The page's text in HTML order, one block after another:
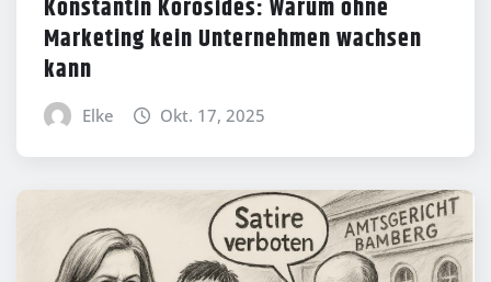
Konstantin Korosides: Warum ohne
Marketing kein Unternehmen wachsen
kann
Elke Okt. 17, 2025